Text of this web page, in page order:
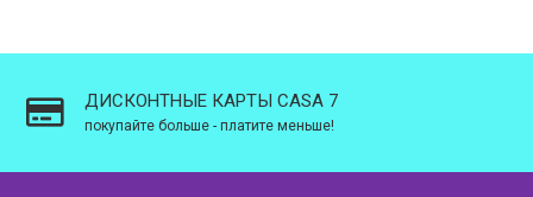
ДИСКОНТНЫЕ КАРТЫ CASA 7
покупайте больше - платите меньше!